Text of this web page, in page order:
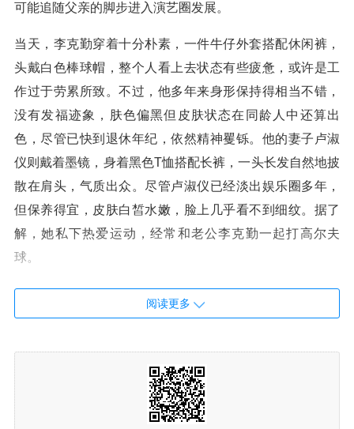
可能追随父亲的脚步进入演艺圈发展。
当天，李克勤穿着十分朴素，一件牛仔外套搭配休闲裤，
头戴白色棒球帽，整个人看上去状态有些疲惫，或许是工
作过于劳累所致。不过，他多年来身形保持得相当不错，
没有发福迹象，肤色偏黑但皮肤状态在同龄人中还算出
色，尽管已快到退休年纪，依然精神矍铄。他的妻子卢淑
仪则戴着墨镜，身着黑色T恤搭配长裤，一头长发自然地披
散在肩头，气质出众。尽管卢淑仪已经淡出娱乐圈多年，
但保养得宜，皮肤白皙水嫩，脸上几乎看不到细纹。据了
解，她私下热爱运动，经常和老公李克勤一起打高尔夫
球。
他们在国外街头虽未被人认出太多，但仍有个别网民主动
打招呼，李克勤和卢淑仪都热情回应，毫无明星架子，亲
学霸儿子优秀表现引期待
熟悉李克勤一家的人都知道，大儿子李立仁从小就是学
阅读更多